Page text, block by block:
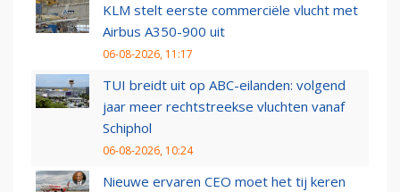
KLM stelt eerste commerciële vlucht met
Airbus A350-900 uit
06-08-2026, 11:17
TUI breidt uit op ABC-eilanden: volgend
jaar meer rechtstreekse vluchten vanaf
Schiphol
06-08-2026, 10:24
Nieuwe ervaren CEO moet het tij keren